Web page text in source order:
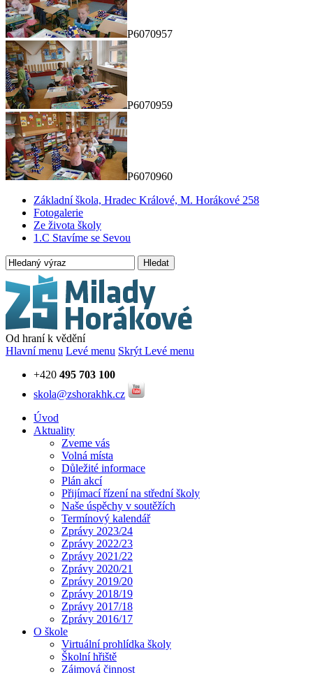
P6070957
P6070959
P6070960
Základní škola, Hradec Králové, M. Horákové 258
Fotogalerie
Ze života školy
1.C Stavíme se Sevou
Hledat
Od hraní k vědění
Hlavní menu Levé menu Skrýt Levé menu
+420 495 703 100
skola@zshorakhk.cz
Úvod
Aktuality
Zveme vás
Volná místa
Důležité informace
Plán akcí
Přijímací řízení na střední školy
Naše úspěchy v soutěžích
Termínový kalendář
Zprávy 2023/24
Zprávy 2022/23
Zprávy 2021/22
Zprávy 2020/21
Zprávy 2019/20
Zprávy 2018/19
Zprávy 2017/18
Zprávy 2016/17
O škole
Virtuální prohlídka školy
Školní hřiště
Zájmová činnost